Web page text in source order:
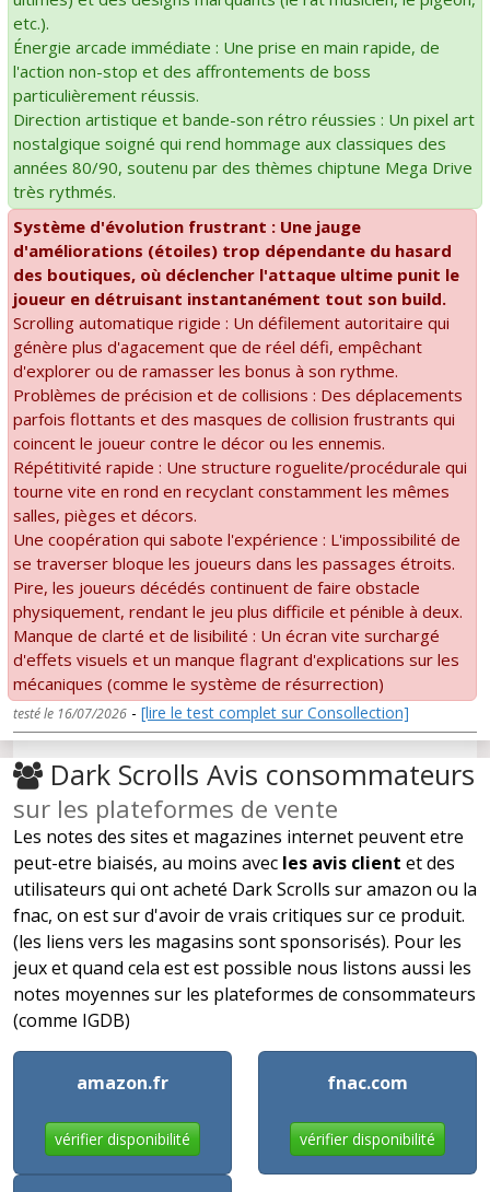
etc.).
Énergie arcade immédiate : Une prise en main rapide, de
l'action non-stop et des affrontements de boss
particulièrement réussis.
Direction artistique et bande-son rétro réussies : Un pixel art
nostalgique soigné qui rend hommage aux classiques des
années 80/90, soutenu par des thèmes chiptune Mega Drive
très rythmés.
Système d'évolution frustrant : Une jauge
d'améliorations (étoiles) trop dépendante du hasard
des boutiques, où déclencher l'attaque ultime punit le
joueur en détruisant instantanément tout son build.
Scrolling automatique rigide : Un défilement autoritaire qui
génère plus d'agacement que de réel défi, empêchant
d'explorer ou de ramasser les bonus à son rythme.
Problèmes de précision et de collisions : Des déplacements
parfois flottants et des masques de collision frustrants qui
coincent le joueur contre le décor ou les ennemis.
Répétitivité rapide : Une structure roguelite/procédurale qui
tourne vite en rond en recyclant constamment les mêmes
salles, pièges et décors.
Une coopération qui sabote l'expérience : L'impossibilité de
se traverser bloque les joueurs dans les passages étroits.
Pire, les joueurs décédés continuent de faire obstacle
physiquement, rendant le jeu plus difficile et pénible à deux.
Manque de clarté et de lisibilité : Un écran vite surchargé
d'effets visuels et un manque flagrant d'explications sur les
mécaniques (comme le système de résurrection)
testé le 16/07/2026 - [lire le test complet sur Consollection]
Dark Scrolls Avis consommateurs
sur les plateformes de vente
Les notes des sites et magazines internet peuvent etre
peut-etre biaisés, au moins avec les avis client et des
utilisateurs qui ont acheté Dark Scrolls sur amazon ou la
fnac, on est sur d'avoir de vrais critiques sur ce produit.
(les liens vers les magasins sont sponsorisés). Pour les
jeux et quand cela est est possible nous listons aussi les
notes moyennes sur les plateformes de consommateurs
(comme IGDB)
amazon.fr
vérifier disponibilité
fnac.com
vérifier disponibilité